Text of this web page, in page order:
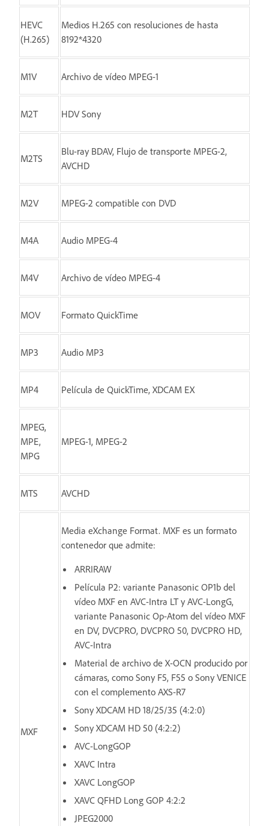
HEVC
(H.265)
Medios H.265 con resoluciones de hasta
8192*4320
M1V Archivo de vídeo MPEG-1
M2T HDV Sony
M2TS
Blu-ray BDAV, Flujo de transporte MPEG-2,
AVCHD
M2V MPEG-2 compatible con DVD
M4A Audio MPEG-4
M4V Archivo de vídeo MPEG-4
MOV Formato QuickTime
MP3 Audio MP3
MP4 Película de QuickTime, XDCAM EX
MPEG,
MPE,
MPG
MPEG-1, MPEG-2
MTS AVCHD
MXF
Media eXchange Format. MXF es un formato
contenedor que admite:
ARRIRAW
Película P2: variante Panasonic OP1b del
vídeo MXF en AVC-Intra LT y AVC-LongG,
variante Panasonic Op-Atom del vídeo MXF
en DV, DVCPRO, DVCPRO 50, DVCPRO HD,
AVC-Intra
Material de archivo de X-OCN producido por
cámaras, como Sony F5, F55 o Sony VENICE
con el complemento AXS-R7
Sony XDCAM HD 18/25/35 (4:2:0)
Sony XDCAM HD 50 (4:2:2)
AVC-LongGOP
XAVC Intra
XAVC LongGOP
XAVC QFHD Long GOP 4:2:2
JPEG2000